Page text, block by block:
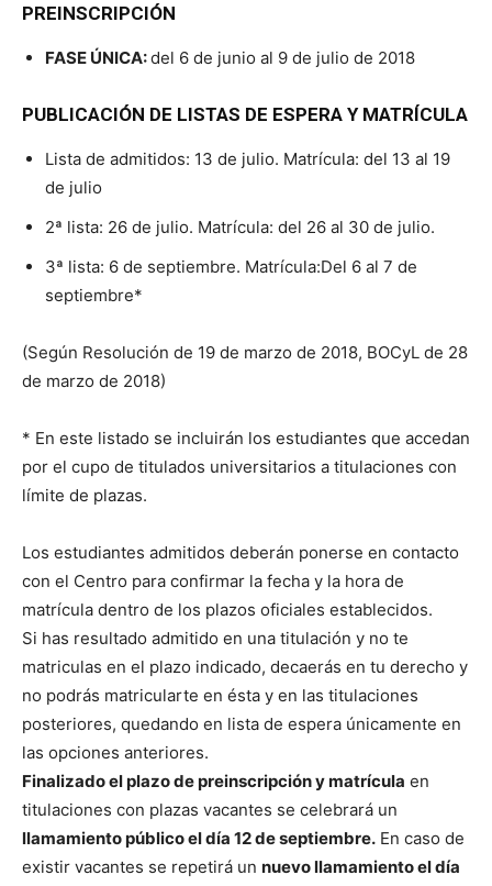
PREINSCRIPCIÓN
FASE ÚNICA:del 6 de junio al 9 de julio de 2018
PUBLICACIÓN DE LISTAS DE ESPERA Y MATRÍCULA
Lista de admitidos: 13 de julio. Matrícula: del 13 al 19
de julio
2ª lista: 26 de julio. Matrícula: del 26 al 30 de julio.
3ª lista: 6 de septiembre. Matrícula:Del 6 al 7 de
septiembre*
(Según Resolución de 19 de marzo de 2018, BOCyL de 28
de marzo de 2018)
* En este listado se incluirán los estudiantes que accedan
por el cupo de titulados universitarios a titulaciones con
límite de plazas.
Los estudiantes admitidos deberán ponerse en contacto
con el Centro para confirmar la fecha y la hora de
matrícula dentro de los plazos oficiales establecidos.
Si has resultado admitido en una titulación y no te
matriculas en el plazo indicado, decaerás en tu derecho y
no podrás matricularte en ésta y en las titulaciones
posteriores, quedando en lista de espera únicamente en
las opciones anteriores.
Finalizado el plazo de preinscripción y matrícula en
titulaciones con plazas vacantes se celebrará un
llamamiento público el día 12 de septiembre. En caso de
existir vacantes se repetirá un nuevo llamamiento el día